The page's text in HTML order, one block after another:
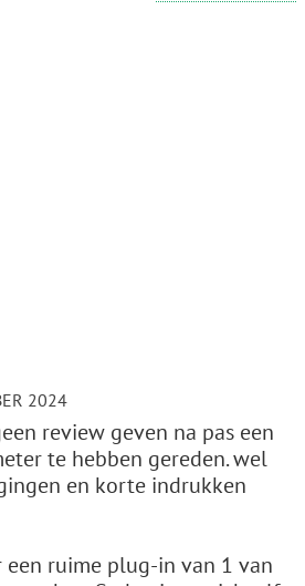
2024
review geven na pas een
te hebben gereden. wel
en korte indrukken
een ruime plug-in van 1 van